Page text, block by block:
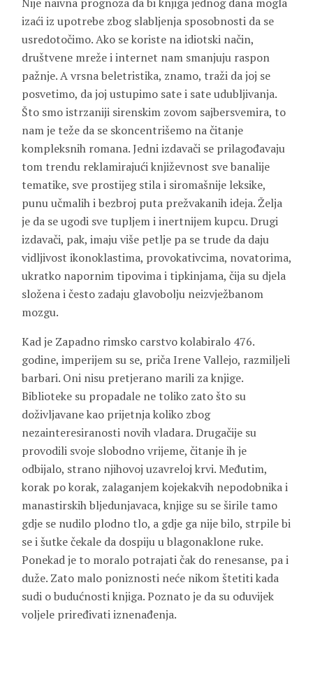
izaći iz upotrebe zbog slabljenja sposobnosti da se
usredotočimo. Ako se koriste na idiotski način,
društvene mreže i internet nam smanjuju raspon
pažnje. A vrsna beletristika, znamo, traži da joj se
posvetimo, da joj ustupimo sate i sate udubljivanja.
Što smo istrzaniji sirenskim zovom sajbersvemira, to
nam je teže da se skoncentrišemo na čitanje
kompleksnih romana. Jedni izdavači se prilagođavaju
tom trendu reklamirajući književnost sve banalije
tematike, sve prostijeg stila i siromašnije leksike,
punu učmalih i bezbroj puta prežvakanih ideja. Želja
je da se ugodi sve tupljem i inertnijem kupcu. Drugi
izdavači, pak, imaju više petlje pa se trude da daju
vidljivost ikonoklastima, provokativcima, novatorima,
ukratko napornim tipovima i tipkinjama, čija su djela
složena i često zadaju glavobolju neizvježbanom
mozgu.
Kad je Zapadno rimsko carstvo kolabiralo 476.
godine, imperijem su se, priča Irene Vallejo, razmiljeli
barbari. Oni nisu pretjerano marili za knjige.
Biblioteke su propadale ne toliko zato što su
doživljavane kao prijetnja koliko zbog
nezainteresiranosti novih vladara. Drugačije su
provodili svoje slobodno vrijeme, čitanje ih je
odbijalo, strano njihovoj uzavreloj krvi. Međutim,
korak po korak, zalaganjem kojekakvih nepodobnika i
manastirskih bljedunjavaca, knjige su se širile tamo
gdje se nudilo plodno tlo, a gdje ga nije bilo, strpile bi
se i šutke čekale da dospiju u blagonaklone ruke.
Ponekad je to moralo potrajati čak do renesanse, pa i
duže. Zato malo poniznosti neće nikom štetiti kada
sudi o budućnosti knjiga. Poznato je da su oduvijek
voljele priređivati iznenađenja.